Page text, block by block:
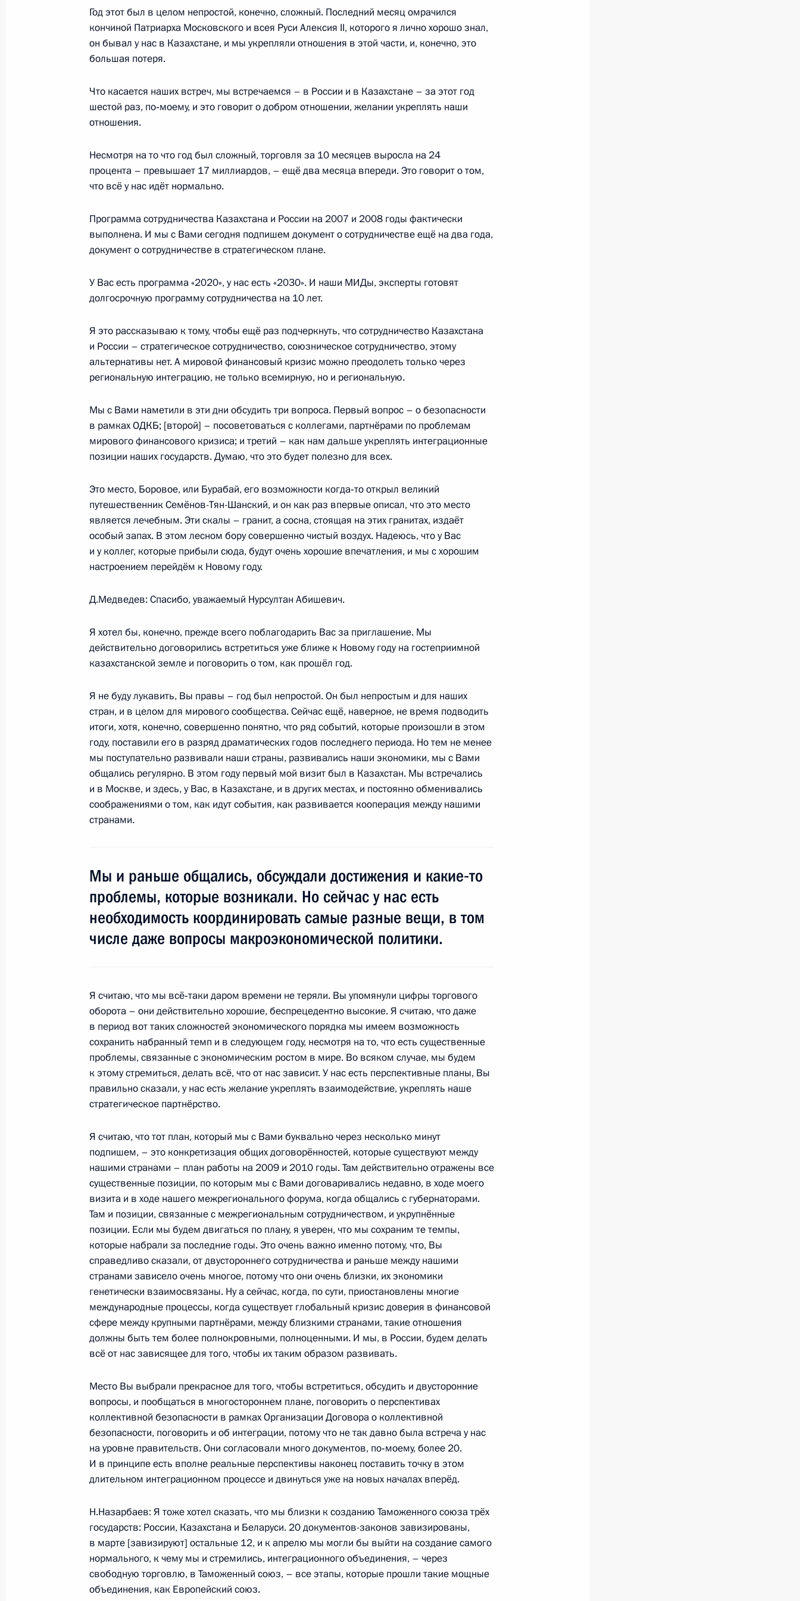
Заявления для прессы по итогам российско-сербских
переговоров
24 декабря 2008 года, 18:45 Москва, Кремль
Начало встречи с Президентом Сербии Борисом Тадичем
24 декабря 2008 года, 17:30
Вступительное слово на заседании Совета по реализации
приоритетных национальных проектов и демографической
24 декабря 2008 года, 12:30
1
23 декабря 2008 года, вторник
министерской встречи Форума стран – экспортёров газа
23 декабря 2008 года, 20:15 Москва, Кремль
23 декабря 2008 года, 14:22
Встреча с главой Палестинской национальной администрации
Махмудом Аббасом
22 декабря 2008 года, 18:00 Москва, Кремль
Лукашенко
22 декабря 2008 года, 17:45 Москва, Кремль
Встреча с Президентом Казахстана Нурсултаном Назарбаевым
19 декабря 2008 года, 16:00 Казахстан, Боровое
18 декабря 2008 года, четверг
Заявления для прессы по итогам российско-никарагуанских
переговоров
1
Начало российско-никарагуанских переговоров в расширенном
составе
18 декабря 2008 года, 15:10 Москва, Кремль
17 декабря 2008 года, среда
Начало встречи с Леонидом Броневым
17 декабря 2008 года, 14:45 Московская область, Горки
16 декабря 2008 года, вторник
Администрации Президента
16 декабря 2008 года, 16:45 Московская область, Горки
Начало рабочей встречи с Министром внутренних дел Рашидом
Нургалиевым
16 декабря 2008 года, 16:15 Московская область, Горки
Начало рабочей встречи с Заместителем Председателя
Правительства – Министром финансов Алексеем Кудриным
16 декабря 2008 года, 15:45 Московская область, Горки
15 декабря 2008 года, понедельник
Встреча с Уполномоченным по правам человека Владимиром
Лукиным
15 декабря 2008 года, 14:40 Москва
Рабочая встреча с полномочным представителем Президента
в Приволжском федеральном округе Григорием Рапотой
15 декабря 2008 года, 13:30 Москва
Год этот был в целом непростой, конечно, сложный. Последний месяц омрачился
кончиной Патриарха Московского и всея Руси Алексия II, которого я лично хорошо знал,
он бывал у нас в Казахстане, и мы укрепляли отношения в этой части, и, конечно, это
большая потеря.
Что касается наших встреч, мы встречаемся – в России и в Казахстане – за этот год
шестой раз, по‑моему, и это говорит о добром отношении, желании укреплять наши
отношения.
Несмотря на то что год был сложный, торговля за 10 месяцев выросла на 24
процента – превышает 17 миллиардов, – ещё два месяца впереди. Это говорит о том,
что всё у нас идёт нормально.
Программа сотрудничества Казахстана и России на 2007 и 2008 годы фактически
выполнена. И мы с Вами сегодня подпишем документ о сотрудничестве ещё на два года,
документ о сотрудничестве в стратегическом плане.
У Вас есть программа «2020», у нас есть «2030». И наши МИДы, эксперты готовят
долгосрочную программу сотрудничества на 10 лет.
Я это рассказываю к тому, чтобы ещё раз подчеркнуть, что сотрудничество Казахстана
и России – стратегическое сотрудничество, союзническое сотрудничество, этому
альтернативы нет. А мировой финансовый кризис можно преодолеть только через
региональную интеграцию, не только всемирную, но и региональную.
Мы с Вами наметили в эти дни обсудить три вопроса. Первый вопрос – о безопасности
в рамках ОДКБ; [второй] – посоветоваться с коллегами, партнёрами по проблемам
мирового финансового кризиса; и третий – как нам дальше укреплять интеграционные
позиции наших государств. Думаю, что это будет полезно для всех.
Это место, Боровое, или Бурабай, его возможности когда‑то открыл великий
путешественник Семёнов-Тян-Шанский, и он как раз впервые описал, что это место
является лечебным. Эти скалы – гранит, а сосна, стоящая на этих гранитах, издаёт
особый запах. В этом лесном бору совершенно чистый воздух. Надеюсь, что у Вас
и у коллег, которые прибыли сюда, будут очень хорошие впечатления, и мы с хорошим
настроением перейдём к Новому году.
Д.Медведев: Спасибо, уважаемый Нурсултан Абишевич.
Я хотел бы, конечно, прежде всего поблагодарить Вас за приглашение. Мы
действительно договорились встретиться уже ближе к Новому году на гостеприимной
казахстанской земле и поговорить о том, как прошёл год.
Я не буду лукавить, Вы правы – год был непростой. Он был непростым и для наших
стран, и в целом для мирового сообщества. Сейчас ещё, наверное, не время подводить
итоги, хотя, конечно, совершенно понятно, что ряд событий, которые произошли в этом
году, поставили его в разряд драматических годов последнего периода. Но тем не менее
мы поступательно развивали наши страны, развивались наши экономики, мы с Вами
общались регулярно. В этом году первый мой визит был в Казахстан. Мы встречались
и в Москве, и здесь, у Вас, в Казахстане, и в других местах, и постоянно обменивались
соображениями о том, как идут события, как развивается кооперация между нашими
странами.
Мы и раньше общались, обсуждали достижения и какие‑то
проблемы, которые возникали. Но сейчас у нас есть
необходимость координировать самые разные вещи, в том
числе даже вопросы макроэкономической политики.
Я считаю, что мы всё‑таки даром времени не теряли. Вы упомянули цифры торгового
оборота – они действительно хорошие, беспрецедентно высокие. Я считаю, что даже
в период вот таких сложностей экономического порядка мы имеем возможность
сохранить набранный темп и в следующем году, несмотря на то, что есть существенные
проблемы, связанные с экономическим ростом в мире. Во всяком случае, мы будем
к этому стремиться, делать всё, что от нас зависит. У нас есть перспективные планы, Вы
правильно сказали, у нас есть желание укреплять взаимодействие, укреплять наше
стратегическое партнёрство.
Я считаю, что тот план, который мы с Вами буквально через несколько минут
подпишем, – это конкретизация общих договорённостей, которые существуют между
нашими странами – план работы на 2009 и 2010 годы. Там действительно отражены все
существенные позиции, по которым мы с Вами договаривались недавно, в ходе моего
визита и в ходе нашего межрегионального форума, когда общались с губернаторами.
Там и позиции, связанные с межрегиональным сотрудничеством, и укрупнённые
позиции. Если мы будем двигаться по плану, я уверен, что мы сохраним те темпы,
которые набрали за последние годы. Это очень важно именно потому, что, Вы
справедливо сказали, от двустороннего сотрудничества и раньше между нашими
странами зависело очень многое, потому что они очень близки, их экономики
генетически взаимосвязаны. Ну а сейчас, когда, по сути, приостановлены многие
международные процессы, когда существует глобальный кризис доверия в финансовой
сфере между крупными партнёрами, между близкими странами, такие отношения
должны быть тем более полнокровными, полноценными. И мы, в России, будем делать
всё от нас зависящее для того, чтобы их таким образом развивать.
Место Вы выбрали прекрасное для того, чтобы встретиться, обсудить и двусторонние
вопросы, и пообщаться в многостороннем плане, поговорить о перспективах
коллективной безопасности в рамках Организации Договора о коллективной
безопасности, поговорить и об интеграции, потому что не так давно была встреча у нас
на уровне правительств. Они согласовали много документов, по‑моему, более 20.
И в принципе есть вполне реальные перспективы наконец поставить точку в этом
длительном интеграционном процессе и двинуться уже на новых началах вперёд.
Н.Назарбаев: Я тоже хотел сказать, что мы близки к созданию Таможенного союза трёх
государств: России, Казахстана и Беларуси. 20 документов-законов завизированы,
в марте [завизируют] остальные 12, и к апрелю мы могли бы выйти на создание самого
нормального, к чему мы и стремились, интеграционного объединения, – через
свободную торговлю, в Таможенный союз, – все этапы, которые прошли такие мощные
объединения, как Европейский союз.